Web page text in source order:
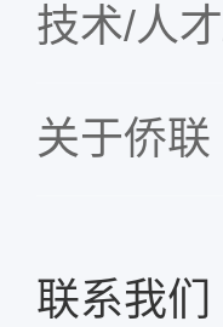
技术/人
关于侨联
联系我们